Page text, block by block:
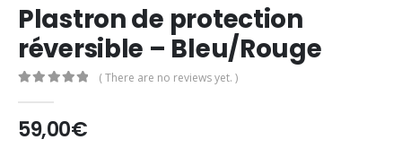
Plastron de protection
réversible – Bleu/Rouge
( There are no reviews yet. )
59,00€